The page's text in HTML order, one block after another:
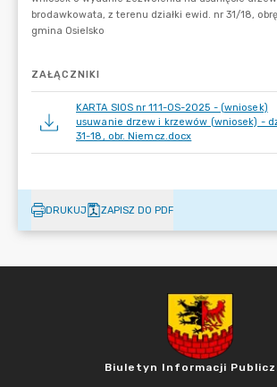
ZAŁĄCZNIKI
KARTA SIOS nr 111-OS-2025 - (wniosek)
usuwanie drzew i krzewów (wniosek) -
31-18, obr. Niemcz.docx
DRUKUJ ZAPISZ DO PDF
Biuletyn Informacji